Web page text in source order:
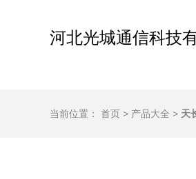
河北光城通信科技
当前位置： 首页 > 产品大全 > 天